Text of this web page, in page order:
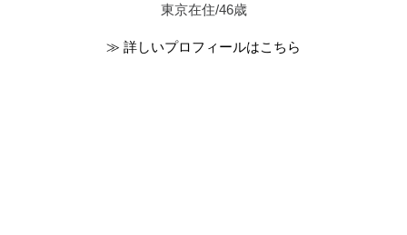
東京在住/46歳
≫ 詳しいプロフィールはこちら